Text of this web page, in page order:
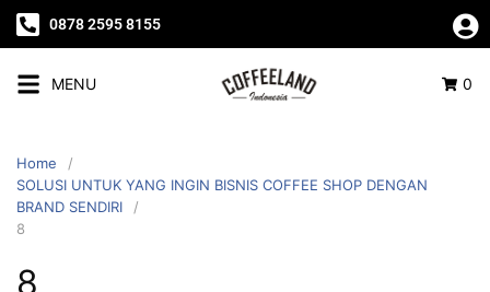
0878 2595 8155
MENU 0
Home
SOLUSI UNTUK YANG INGIN BISNIS COFFEE SHOP DENGAN
BRAND SENDIRI
8
8